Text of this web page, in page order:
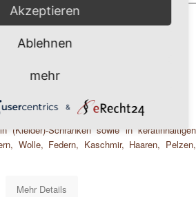
bekämpfen
(Kleider)-Schränken sowie in keratinhaltigen
Wolle, Federn, Kaschmir, Haaren, Pelzen,
Mehr Details
Akzeptieren
Ablehnen
mehr
&